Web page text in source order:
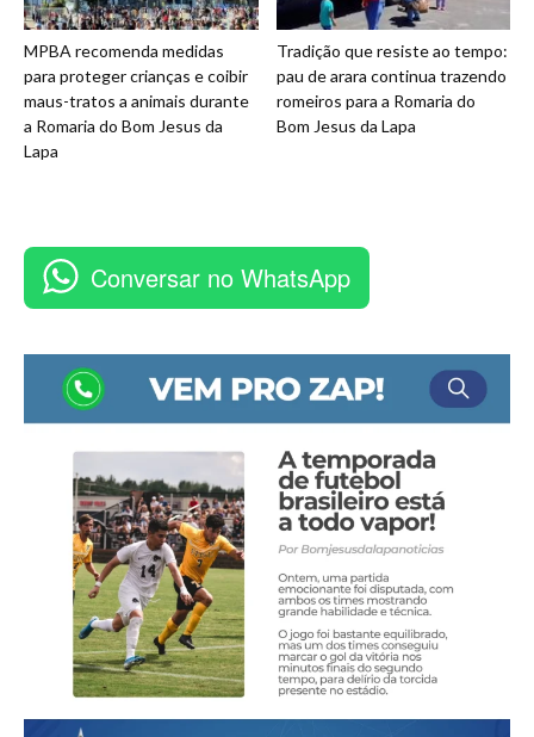
MPBA recomenda medidas
para proteger crianças e coibir
maus-tratos a animais durante
a Romaria do Bom Jesus da
Lapa
Tradição que resiste ao tempo:
pau de arara continua trazendo
romeiros para a Romaria do
Bom Jesus da Lapa
Conversar no WhatsApp